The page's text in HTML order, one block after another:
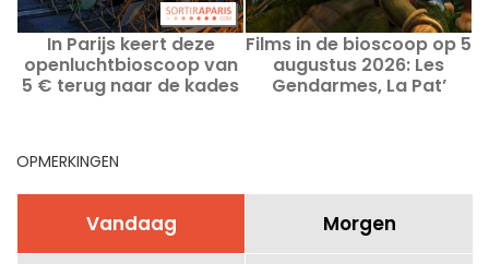
In Parijs keert deze
openluchtbioscoop van
5 € terug naar de kades
Films in de bioscoop op 5
augustus 2026: Les
Gendarmes, La Pat’
OPMERKINGEN
Vandaag Morgen